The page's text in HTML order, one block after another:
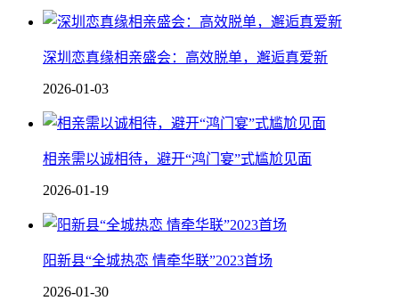
深圳恋真缘相亲盛会：高效脱单，邂逅真爱新
2026-01-03
相亲需以诚相待，避开“鸿门宴”式尴尬见面
2026-01-19
阳新县“全城热恋 情牵华联”2023首场
2026-01-30